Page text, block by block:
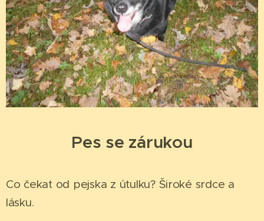
Pes se zárukou
Co čekat od pejska z útulku? Široké srdce a
lásku.